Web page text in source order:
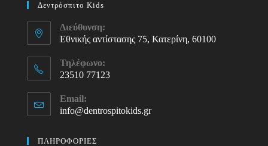
Δεντρόσπιτο Kids
Διεύθυνση:
Εθνικής αντίστασης 75, Κατερίνη, 60100
Τηλέφωνο:
23510 77123
in
Email:
info@dentrospitokids.grOpens
ΠΛΗΡΟΦΟΡΙΕΣ